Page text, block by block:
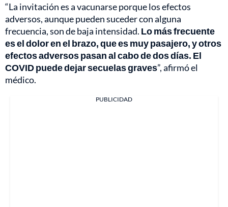
“La invitación es a vacunarse porque los efectos
adversos, aunque pueden suceder con alguna
frecuencia, son de baja intensidad. Lo más frecuente
es el dolor en el brazo, que es muy pasajero, y otros
efectos adversos pasan al cabo de dos días. El
COVID puede dejar secuelas graves”, afirmó el
médico.
PUBLICIDAD